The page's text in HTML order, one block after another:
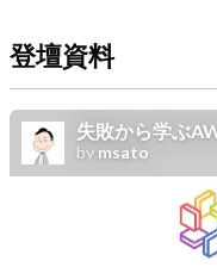
登壇資料